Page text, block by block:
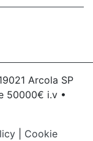
Arcola SP
50000€ i.v •
Cookie